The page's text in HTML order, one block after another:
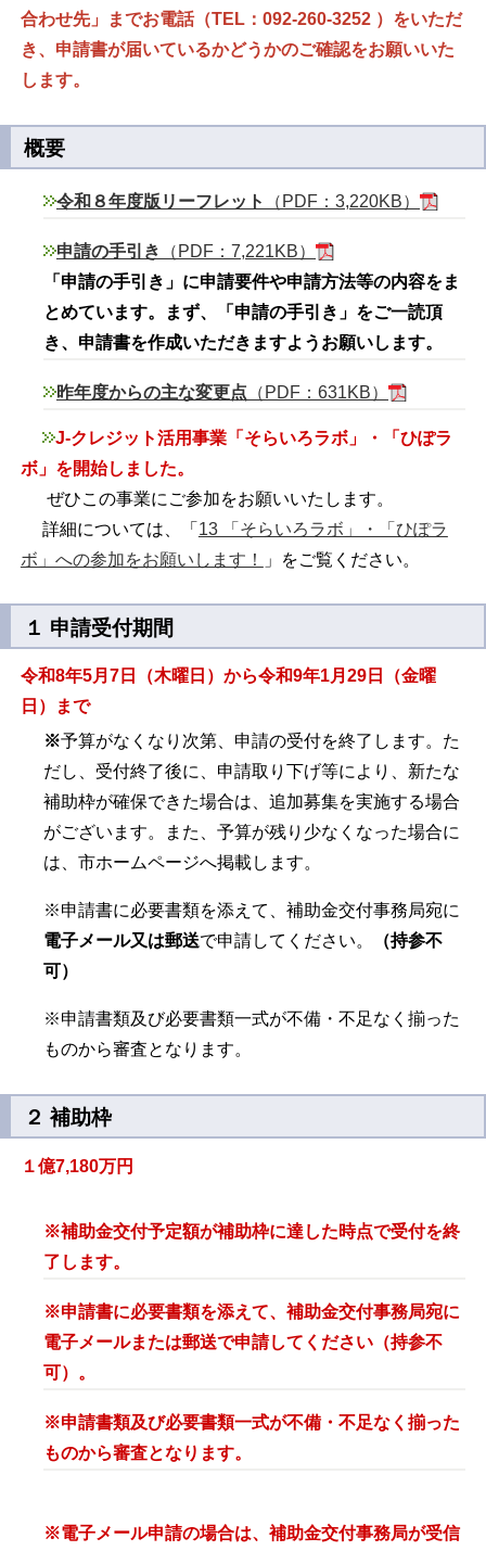
合わせ先」までお電話（TEL：092-260-3252 ）をいただ
き、申請書が届いているかどうかのご確認をお願いいた
します。
概要
令和８年度版リーフレット （PDF：3,220KB）
申請の手引き
（PDF：7,221KB）
「申請の手引き」に申請要件や申請方法等の内容をま
とめています。
まず、
「申請の手引き」をご一読頂
き、申請書を作成いただきますようお願いします。
昨年度からの主な変更点 （PDF：631KB）
J-クレジット活用事業「そらいろラボ」・「ひぽラ
ボ」を開始しました。
ぜひこの事業にご参加をお願いいたします。
詳細については、「 13 「そらいろラボ」・「ひぽラ
ボ」への参加をお願いします！
」をご覧ください。
１ 申請受付期間
令和8年5月7日（木曜日）から令和9年1月29日（金曜
日）まで
※予算がなくなり次第、申請の受付を終了します。た
だし、受付終了後に、申請取り下げ等により、新たな
補助枠が確保できた場合は、追加募集を実施する場合
がございます。また、予算が残り少なくなった場合に
は、市ホームページへ掲載します。
※申請書に必要書類を添えて、補助金交付事務局宛に
電子メール又は郵送で申請してください。
（持参不
可）
※申請書類及び必要書類一式が不備・不足なく揃った
ものから審査となります。
２ 補助枠
１億7,180万円
※補助金交付予定額が補助枠に達した時点で受付を終
了します。
※申請書に必要書類を添えて、補助金交付事務局宛に
電子メールまたは郵送で申請してください（持参不
可）。
※申請書類及び必要書類一式が不備・不足なく揃った
ものから審査となります。
※電子メール申請の場合は、補助金交付事務局が受信